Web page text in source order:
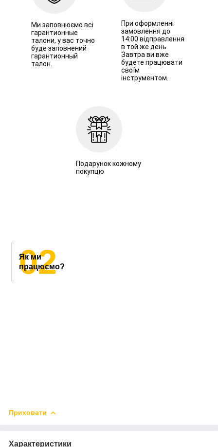
Ми заповнюємо всі
гарантионные
талони, у вас точно
буде заповнений
гарантионный
талон.
При оформленні
замовлення до
14:00 відправлення
в той же день.
Завтра ви вже
будете працювати
своїм
інструментом.
Подарунок кожному
покупцю
02
Як ми
працюємо?
Приховати
Характеристики